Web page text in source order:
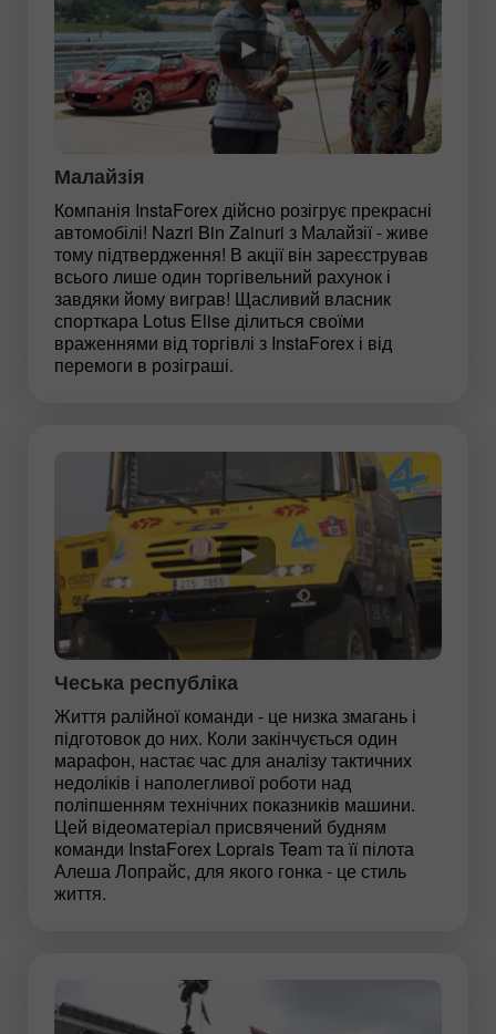
Малайзія
Компанія InstaForex дійсно розігрує прекрасні
автомобілі! Nazri Bin Zainuri з Малайзії - живе
тому підтвердження! В акції він зареєстрував
всього лише один торгівельний рахунок і
завдяки йому виграв! Щасливий власник
спорткара Lotus Elise ділиться своїми
враженнями від торгівлі з InstaForex і від
перемоги в розіграші.
Чеська республіка
Життя ралійної команди - це низка змагань і
підготовок до них. Коли закінчується один
марафон, настає час для аналізу тактичних
недоліків і наполегливої роботи над
поліпшенням технічних показників машини.
Цей відеоматеріал присвячений будням
команди InstaForex Loprais Team та її пілота
Алеша Лопрайс, для якого гонка - це стиль
життя.